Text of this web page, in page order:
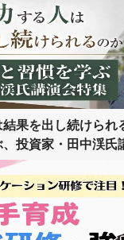
果を出し続けられ
投資家・田中渓氏